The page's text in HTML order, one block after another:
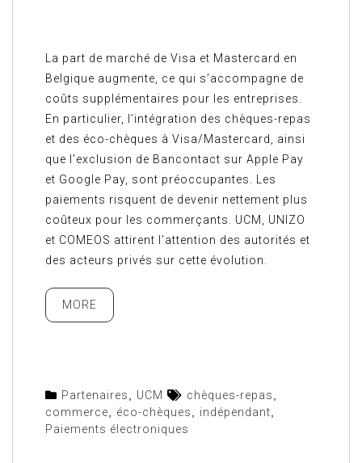
La part de marché de Visa et Mastercard en
Belgique augmente, ce qui s’accompagne de
coûts supplémentaires pour les entreprises.
En particulier, l’intégration des chèques-repas
et des éco-chèques à Visa/Mastercard, ainsi
que l’exclusion de Bancontact sur Apple Pay
et Google Pay, sont préoccupantes. Les
paiements risquent de devenir nettement plus
coûteux pour les commerçants. UCM, UNIZO
et COMEOS attirent l’attention des autorités et
des acteurs privés sur cette évolution.
MORE
Partenaires UCM chèques-repas
commerce
éco-chèques indépendant
Paiements électroniques